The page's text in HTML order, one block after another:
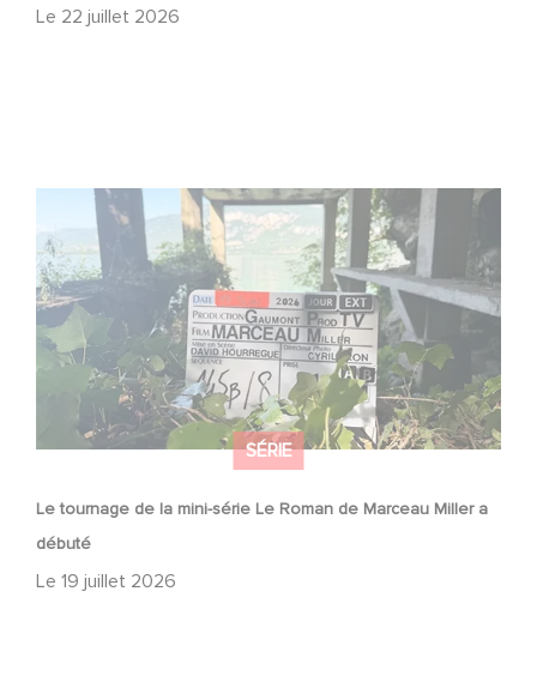
Le 22 juillet 2026
SÉRIE
Le tournage de la mini-série Le Roman de Marceau Miller a
débuté
Le 19 juillet 2026
Le tournage de la mini-série Le Roman de Marceau Miller
a débuté